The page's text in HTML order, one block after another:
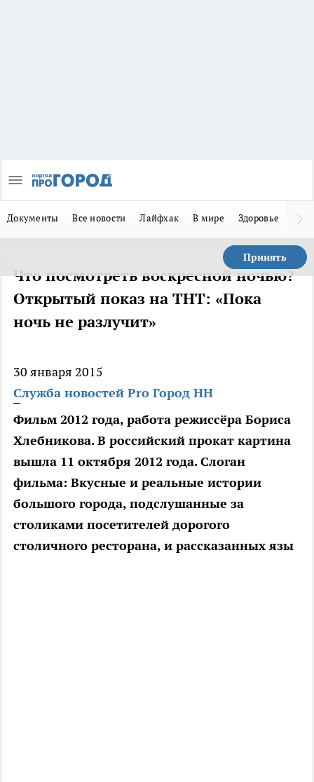
Документы Все новости Лайфхак В мире Здоровье
Принять
Что посмотреть воскресной ночью?
Открытый показ на ТНТ: «Пока
ночь не разлучит»
30 января 2015
Служба новостей Pro Город НН
Фильм 2012 года, работа режиссёра Бориса
Хлебникова. В российский прокат картина
вышла 11 октября 2012 года. Слоган
фильма: Вкусные и реальные истории
большого города, подслушанные за
столиками посетителей дорогого
столичного ресторана, и рассказанных язы